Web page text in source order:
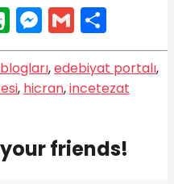
EvernoteGmail
,edebiyat portalı,
, hicran,incetezat
friends!